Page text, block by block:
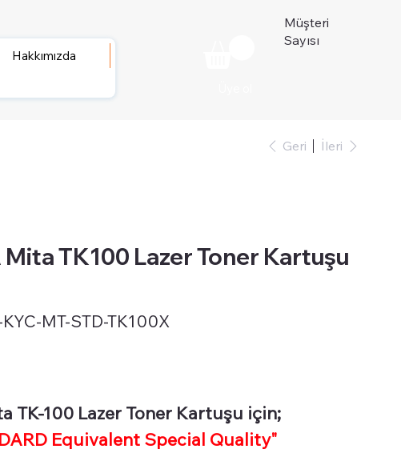
Hakkımızda
Müşteri
Sayısı
Geri İleri
Mita TK100 Lazer Toner Kartuşu
KYC-MT-STD-TK100X
TK-100 Lazer Toner Kartuşu için;
Equivalent Special Quality"